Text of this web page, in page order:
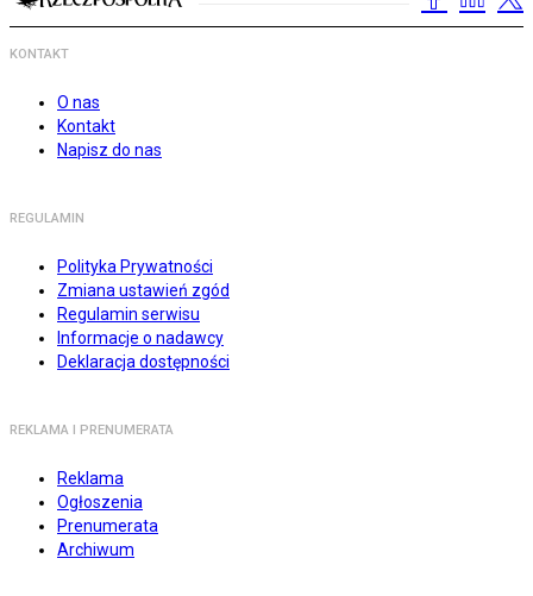
KONTAKT
O nas
Kontakt
Napisz do nas
REGULAMIN
Polityka Prywatności
Zmiana ustawień zgód
Regulamin serwisu
Informacje o nadawcy
Deklaracja dostępności
REKLAMA I PRENUMERATA
Reklama
Ogłoszenia
Prenumerata
Archiwum